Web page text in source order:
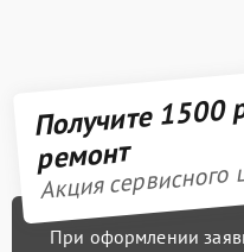
Получите 1500
ремонт
Акция сервисного
При оформлении